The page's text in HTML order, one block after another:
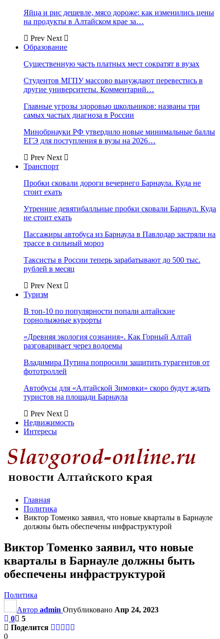
Яйца и рис дешевле, мясо дороже: как изменились цены
на продукты в Алтайском крае за…
Prev Next
Образование
Существенную часть платных мест сократят в вузах
Студентов МГПУ массово вынуждают перевестись в
другие университеты. Комментарий…
Главные угрозы здоровью школьников: названы три
самых частых диагноза в России
Минобрнауки РФ утвердило новые минимальные баллы
ЕГЭ для поступления в вузы на 2026…
Prev Next
Транспорт
Пробки сковали дороги вечернего Барнаула. Куда не
стоит ехать
Утренние девятибалльные пробки сковали Барнаул. Куда
не стоит ехать
Пассажиры автобуса из Барнаула в Павлодар застряли на
трассе в сильный мороз
Таксисты в России теперь зарабатывают до 500 тыс.
рублей в месяц
Prev Next
Туризм
В топ-10 по популярности попали алтайские
горнолыжные курорты
«Древняя экология сознания». Как Горный Алтай
разговаривает через водоемы
Владимира Путина попросили защитить турагентов от
фототроллей
Автобусы для «Алтайской Зимовки» скоро будут ждать
туристов на площади Барнаула
Prev Next
Недвижимость
Интересы
Главная
Политика
Виктор Томенко заявил, что новые кварталы в Барнауле
должны быть обеспечены инфраструктурой
Виктор Томенко заявил, что новые
кварталы в Барнауле должны быть
обеспечены инфраструктурой
Политика
Автор admin Опубликовано Апр 24, 2023
0
5
Поделится
0